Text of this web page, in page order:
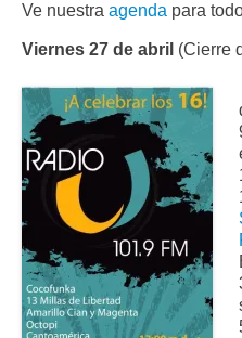
Ve nuestra agenda para
Viernes 27 de abril (Cierre